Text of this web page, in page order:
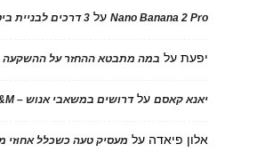
Nano Banana 2 Proעל 3 דרכים לבניית ביטחון עצמי של עובדים
יפעתעל במה מתבטא ההחזר על ההשקעה
יאנא קאסםעלדרושים במשאבי אנוש – H&M
אלון פיאדה על מעסיק טעה כשכלל אחוזי